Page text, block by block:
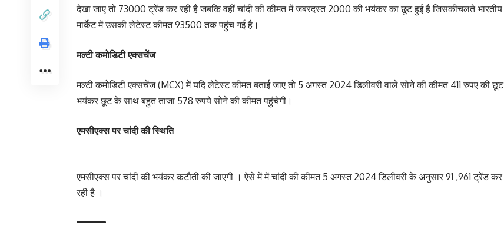
देखा जाए तो 73000 ट्रेंड कर रही है जबकि वहीं चांदी की कीमत में जबरदस्त 2000 की भयंकर का छूट हुई है जिसकीचलते भारतीय
मार्केट में उसकी लेटेस्ट कीमत 93500 तक पहुंच गई है।
मल्टी कमोडिटी एक्सचेंज
मल्टी कमोडिटी एक्सचेंज (MCX) में यदि लेटेस्ट कीमत बताई जाए तो 5 अगस्त 2024 डिलीवरी वाले सोने की कीमत 411 रुपए की छूट
भयंकर छूट के साथ बहुत ताजा 578 रुपये सोने की कीमत पहुंचेगी।
एमसीएक्स पर चांदी की स्थिति
एमसीएक्स पर चांदी की भयंकर कटौती की जाएगी । ऐसे में में चांदी की कीमत 5 अगस्त 2024 डिलीवरी के अनुसार 91 ,961 ट्रेंड कर
रही है ।